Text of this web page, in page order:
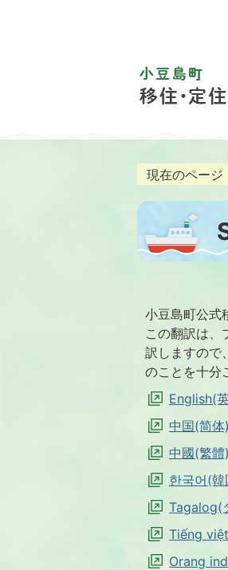
現在のページ
小豆島町公式
この翻訳は、
訳しますので
のことを十分
English(
中国(简
中國(繁
한국어(韓
Tagalog(
Tiếng
Orang